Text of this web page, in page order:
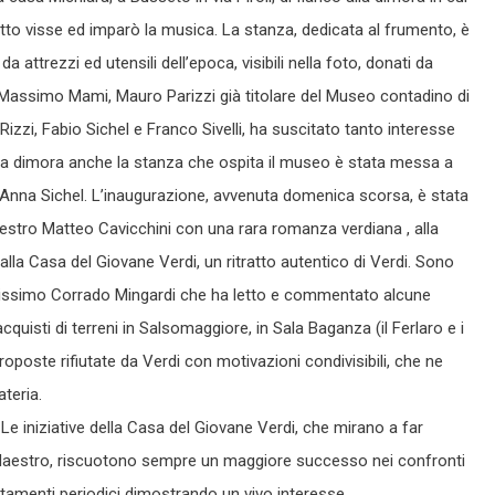
visse ed imparò la musica. La stanza, dedicata al frumento, è
attrezzi ed utensili dell’epoca, visibili nella foto, donati da
Mami, Mauro Parizzi già titolare del Museo contadino di
Fabio Sichel e Franco Sivelli, ha suscitato tanto interesse
dimora anche la stanza che ospita il museo è stata messa a
Sichel. L’inaugurazione, avvenuta domenica scorsa, è stata
Matteo Cavicchini con una rara romanza verdiana , alla
Casa del Giovane Verdi, un ritratto autentico di Verdi. Sono
Corrado Mingardi che ha letto e commentato alcune
di terreni in Salsomaggiore, in Sala Baganza (il Ferlaro e i
rifiutate da Verdi con motivazioni condivisibili, che ne
iniziative della Casa del Giovane Verdi, che mirano a far
riscuotono sempre un maggiore successo nei confronti